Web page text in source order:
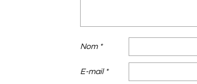
Nom *
E-mail *